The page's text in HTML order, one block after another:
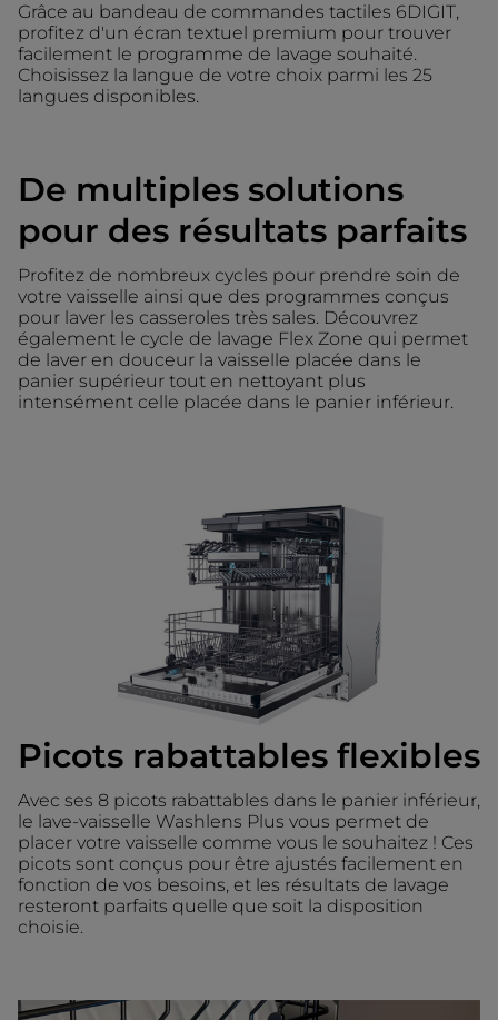
Grâce au bandeau de commandes tactiles 6DIGIT,
profitez d'un écran textuel premium pour trouver
facilement le programme de lavage souhaité.
Choisissez la langue de votre choix parmi les 25
langues disponibles.
De multiples solutions
pour des résultats parfaits
Profitez de nombreux cycles pour prendre soin de
votre vaisselle ainsi que des programmes conçus
pour laver les casseroles très sales. Découvrez
également le cycle de lavage Flex Zone qui permet
de laver en douceur la vaisselle placée dans le
panier supérieur tout en nettoyant plus
intensément celle placée dans le panier inférieur.
Picots rabattables flexibles
Avec ses 8 picots rabattables dans le panier inférieur,
le lave-vaisselle Washlens Plus vous permet de
placer votre vaisselle comme vous le souhaitez ! Ces
picots sont conçus pour être ajustés facilement en
fonction de vos besoins, et les résultats de lavage
resteront parfaits quelle que soit la disposition
choisie.